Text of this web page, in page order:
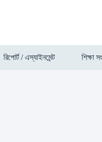
রিপোর্ট / এস্যাইনমেন্ট শিক্ষা